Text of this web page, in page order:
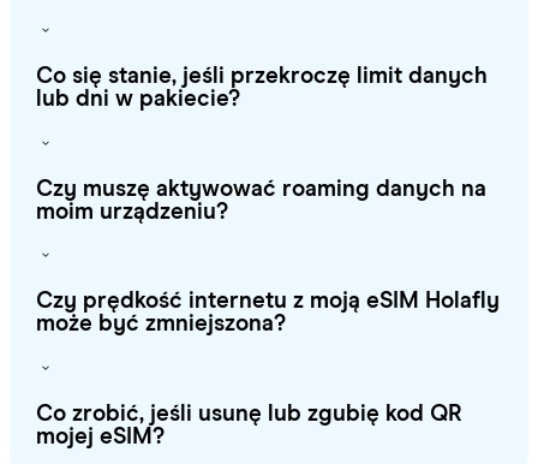
Co się stanie, jeśli przekroczę limit danych
lub dni w pakiecie?
Czy muszę aktywować roaming danych na
moim urządzeniu?
Czy prędkość internetu z moją eSIM Holafly
może być zmniejszona?
Co zrobić, jeśli usunę lub zgubię kod QR
mojej eSIM?